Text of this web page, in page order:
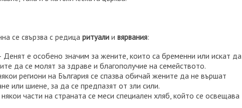
се свързва с редица ритуали и вярвания:
Денят е особено значим за жените, които са бременни или искат да
да се молят за здраве и благополучие на семейството.
региони на България се спазва обичай жените да не вършат
или шиене, за да се предпазят от зли сили.
части на страната се меси специален хляб, който се освещава